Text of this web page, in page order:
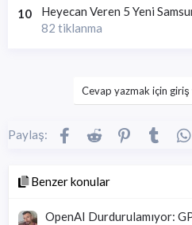
10
Heyecan Veren 5 Yeni
82 tiklanma
Cevap yazmak için
Paylaş: Facebook
Reddit Pinterest
Benzer konular
OpenAI Durdurulamıyor: